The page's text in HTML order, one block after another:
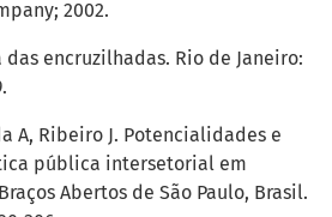
2002.
das encruzilhadas. Rio de Janeiro:
A, Ribeiro J. Potencialidades e
pública intersetorial em
Abertos de São Paulo, Brasil.